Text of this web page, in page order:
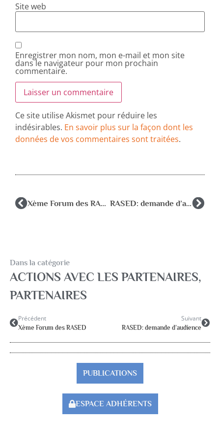
Site web
Enregistrer mon nom, mon e-mail et mon site
dans le navigateur pour mon prochain
commentaire.
Ce site utilise Akismet pour réduire les
indésirables. En savoir plus sur la façon dont les
données de vos commentaires sont traitées.
Xème Forum des RASED RASED: demande d’audience
Dans la catégorie
ACTIONS AVEC LES PARTENAIRES,
PARTENAIRES
Précédent
Xème Forum des RASED
Suivant
RASED: demande d’audience
PUBLICATIONS
ESPACE ADHÉRENTS